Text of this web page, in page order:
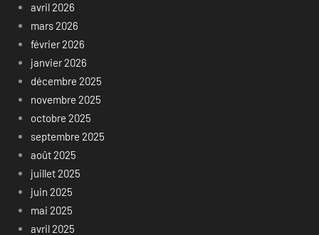
avril 2026
mars 2026
février 2026
janvier 2026
décembre 2025
novembre 2025
octobre 2025
septembre 2025
août 2025
juillet 2025
juin 2025
mai 2025
avril 2025